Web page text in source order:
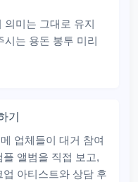
의미는 그대로 유지
시는 용돈 봉투 미리
기
업체들이 대거 참여
앨범을 직접 보고,
아티스트와 상담 후